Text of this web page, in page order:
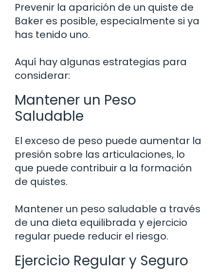
Prevenir la aparición de un quiste de
Baker es posible, especialmente si ya
has tenido uno.
Aquí hay algunas estrategias para
considerar:
Mantener un Peso
Saludable
El exceso de peso puede aumentar la
presión sobre las articulaciones, lo
que puede contribuir a la formación
de quistes.
Mantener un peso saludable a través
de una dieta equilibrada y ejercicio
regular puede reducir el riesgo.
Ejercicio Regular y Seguro